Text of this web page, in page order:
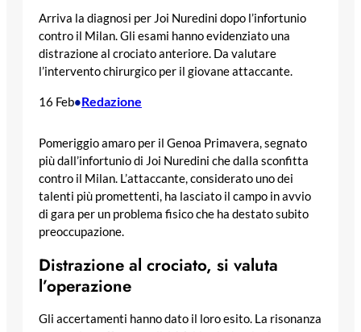
Arriva la diagnosi per Joi Nuredini dopo l’infortunio
contro il Milan. Gli esami hanno evidenziato una
distrazione al crociato anteriore. Da valutare
l’intervento chirurgico per il giovane attaccante.
16 Feb•Redazione
Pomeriggio amaro per il Genoa Primavera, segnato
più dall’infortunio di Joi Nuredini che dalla sconfitta
contro il Milan. L’attaccante, considerato uno dei
talenti più promettenti, ha lasciato il campo in avvio
di gara per un problema fisico che ha destato subito
preoccupazione.
Distrazione al crociato, si valuta
l’operazione
Gli accertamenti hanno dato il loro esito. La risonanza